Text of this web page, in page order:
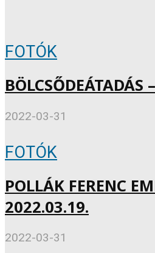
FOTÓK
BÖLCSŐDEÁTADÁS
2022-03-31
FOTÓK
POLLÁK FERENC
2022.03.19.
2022-03-31